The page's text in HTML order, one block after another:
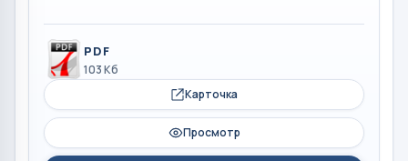
PDF
103 Кб
Карточка
Просмотр